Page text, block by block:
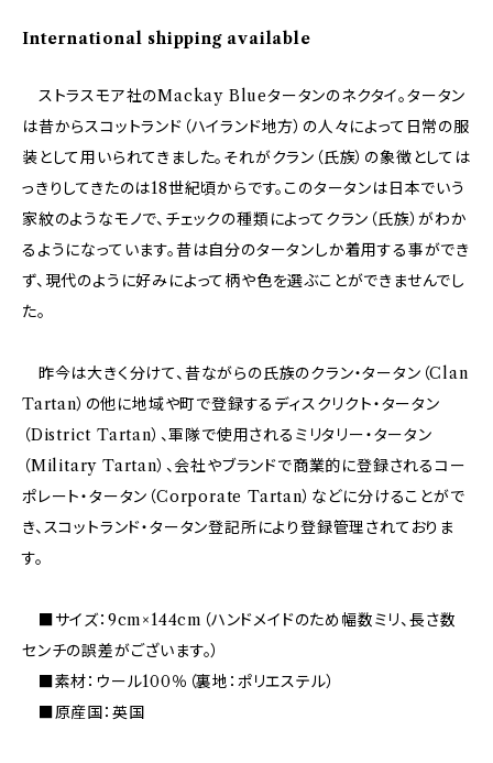
International shipping available
ストラスモア社のMackay Blueタータンのネクタイ。タータン
は昔からスコットランド（ハイランド地方）の人々によって日常の服
装として用いられてきました。それがクラン（氏族）の象徴としては
っきりしてきたのは18世紀頃からです。このタータンは日本でいう
家紋のようなモノで、チェックの種類によってクラン（氏族）がわか
るようになっています。昔は自分のタータンしか着用する事ができ
ず、現代のように好みによって柄や色を選ぶことができませんでし
た。
昨今は大きく分けて、昔ながらの氏族のクラン・タータン（Clan
Tartan）の他に地域や町で登録するディスクリクト・タータン
（District Tartan）、軍隊で使用されるミリタリー・タータン
（Military Tartan）、会社やブランドで商業的に登録されるコー
ポレート・タータン（Corporate Tartan）などに分けることがで
き、スコットランド・タータン登記所により登録管理されておりま
す。
■サイズ：9cm×144cm（ハンドメイドのため幅数ミリ、長さ数
センチの誤差がございます。）
■素材：ウール100％（裏地：ポリエステル）
■原産国：英国